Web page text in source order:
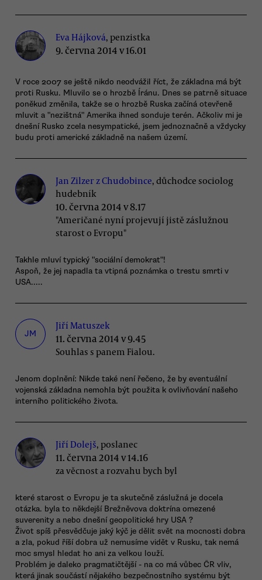
Eva Hájková, penzistka
9. června 2014 v 16.01
V roce 2007 se ještě nikdo neodvážil říct, že základna má být
proti Rusku. Mluvilo se o hrozbě Íránu. Dnes se patrně situace
poněkud změnila, takže se o hrozbě Ruska začíná otevřeně
mluvit a "nezištná" Amerika ihned sonduje terén. Ačkoliv mi je
dnešní Rusko zcela nesympatické, jsem jednoznačně a vždycky
budu proti americké základně na našem území.
Jan Zilzer z Chudobince, důchodce sociolog
hudebník
10. června 2014 v 8.17
"Američané nyní projevují jistě záslužnou
starost o Evropu"
Takhle mluví typický "sociální demokrat"!
Aspoň, že jej napadla ta vtipná poznámka o trestu smrti v
USA.....
JM
Jiří Matuszek
11. června 2014 v 9.45
Souhlas s panem Fialou.
Jenom doplnění: Nikde také není řečeno, že by eventuální
vojenská základna nemohla být použita k ovlivňování našeho
interního politického života.
Jiří Dolejš, poslanec
11. června 2014 v 14.16
za věcnost a rozvahu bych byl
které starost o Evropu je ta skutečně záslužná je docela
otázka. byla to někdejší Brežněvova doktrína omezené
suverenity a nebo dnešní geopolitické hry USA ?
Život spíš přesvědčuje jaký kýč je dělit svět na mocnosti dobra
a zla, pokud říší dobra už nemusíme vidět v Rusku, tak nemá
moc smysl hledat ho ani za velkou louží.
Problém je daleko pragmatičtější - na co má vůbec ČR vliv,
která jinak součástí nějakého bezpečnostního systému být